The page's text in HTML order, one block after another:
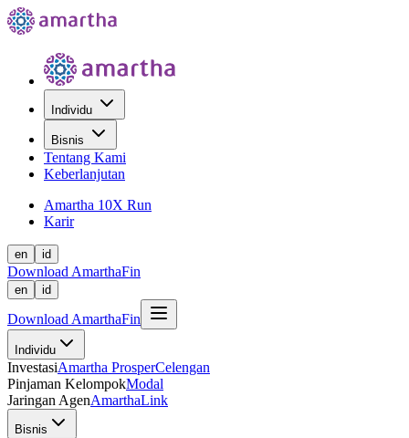
Individu
Bisnis
Tentang Kami
Keberlanjutan
Amartha 10X Run
Karir
en id
Download AmarthaFin
en id
Download AmarthaFin
Individu
InvestasiAmartha ProsperCelengan
Pinjaman KelompokModal
Jaringan AgenAmarthaLink
Bisnis